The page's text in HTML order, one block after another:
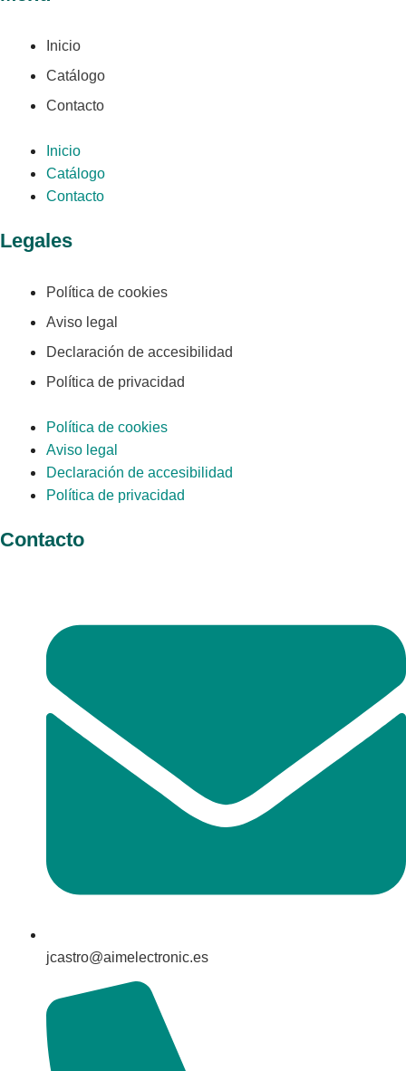
Inicio
Catálogo
Contacto
Inicio
Catálogo
Contacto
Legales
Política de cookies
Aviso legal
Declaración de accesibilidad
Política de privacidad
Política de cookies
Aviso legal
Declaración de accesibilidad
Política de privacidad
Contacto
jcastro@aimelectronic.es